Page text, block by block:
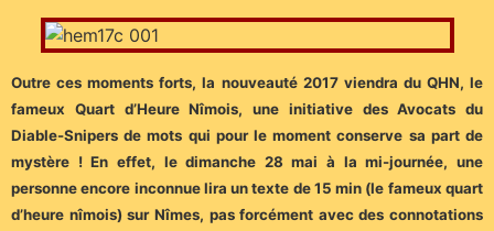
Outre ces moments forts, la nouveauté 2017 viendra du QHN, le
fameux Quart d’Heure Nîmois, une initiative des Avocats du
Diable-Snipers de mots qui pour le moment conserve sa part de
mystère ! En effet, le dimanche 28 mai à la mi-journée, une
personne encore inconnue lira un texte de 15 min (le fameux quart
d’heure nîmois) sur Nîmes, pas forcément avec des connotations